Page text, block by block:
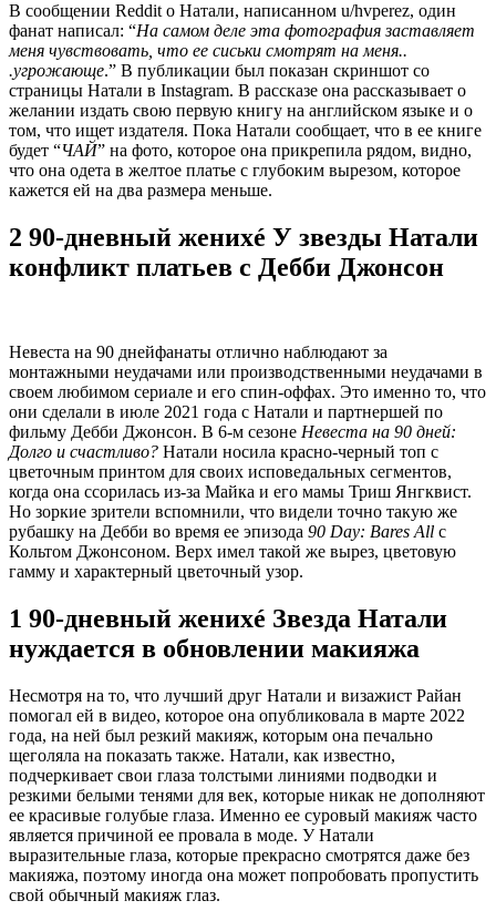
В сообщении Reddit о Натали, написанном u/hvperez, один
фанат написал: “На самом деле эта фотография заставляет
меня чувствовать, что ее сиськи смотрят на меня..
.угрожающе.” В публикации был показан скриншот со
страницы Натали в Instagram. В рассказе она рассказывает о
желании издать свою первую книгу на английском языке и о
том, что ищет издателя. Пока Натали сообщает, что в ее книге
будет “ЧАЙ” на фото, которое она прикрепила рядом, видно,
что она одета в желтое платье с глубоким вырезом, которое
кажется ей на два размера меньше.
2 90-дневный женихé У звезды Натали
конфликт платьев с Дебби Джонсон
Невеста на 90 днейфанаты отлично наблюдают за
монтажными неудачами или производственными неудачами в
своем любимом сериале и его спин-оффах. Это именно то, что
они сделали в июле 2021 года с Натали и партнершей по
фильму Дебби Джонсон. В 6-м сезоне Невеста на 90 дней:
Долго и счастливо? Натали носила красно-черный топ с
цветочным принтом для своих исповедальных сегментов,
когда она ссорилась из-за Майка и его мамы Триш Янгквист.
Но зоркие зрители вспомнили, что видели точно такую ​​же
рубашку на Дебби во время ее эпизода 90 Day: Bares All с
Кольтом Джонсоном. Верх имел такой же вырез, цветовую
гамму и характерный цветочный узор.
1 90-дневный женихé Звезда Натали
нуждается в обновлении макияжа
Несмотря на то, что лучший друг Натали и визажист Райан
помогал ей в видео, которое она опубликовала в марте 2022
года, на ней был резкий макияж, которым она печально
щеголяла на показать также. Натали, как известно,
подчеркивает свои глаза толстыми линиями подводки и
резкими белыми тенями для век, которые никак не дополняют
ее красивые голубые глаза. Именно ее суровый макияж часто
является причиной ее провала в моде. У Натали
выразительные глаза, которые прекрасно смотрятся даже без
макияжа, поэтому иногда она может попробовать пропустить
свой обычный макияж глаз.